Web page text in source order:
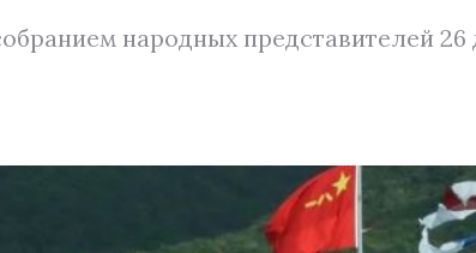
народных представителей 26